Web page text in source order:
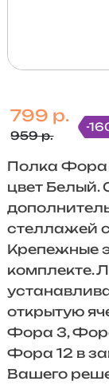
799 р.
959 р.
-
Полка Фора
цвет Белый.
стеллажей
Крепежные
комплекте.
открытую
Фора 3,
Фора 12 в
Вашего